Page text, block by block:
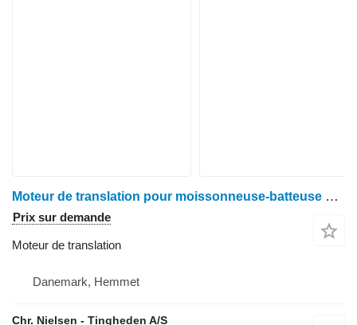
Moteur de translation pour moissonneuse-batteuse Claas Mercator
Prix sur demande
Moteur de translation
Danemark, Hemmet
Chr. Nielsen - Tingheden A/S